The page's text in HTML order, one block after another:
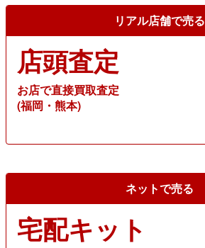
リアル店舗で売る
店頭査定
お店で直接買取査定
(福岡・熊本)
ネットで売る
宅配キット